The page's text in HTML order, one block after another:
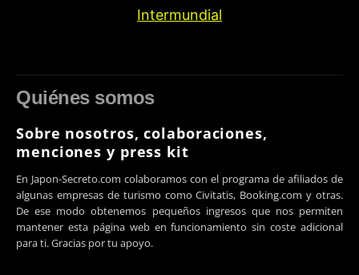
Quiénes somos
Sobre nosotros, colaboraciones,
menciones y press kit
En Japon-Secreto.com colaboramos con el programa de afiliados de
algunas empresas de turismo como Civitatis, Booking.com y otras.
De ese modo obtenemos pequeños ingresos que nos permiten
mantener esta página web en funcionamiento sin coste adicional
para ti. Gracias por tu apoyo.